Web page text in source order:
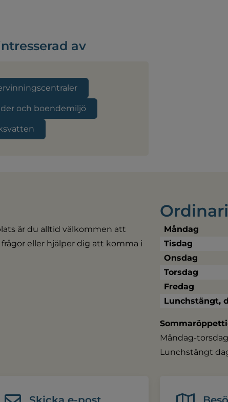
av
och boendemiljö
är du alltid välkommen att
frågor eller hjälper dig att komma i
Måndag
Tisdag
Onsdag
Torsdag
Fredag
Lunchstängt,
Måndag-
Lunchstängt